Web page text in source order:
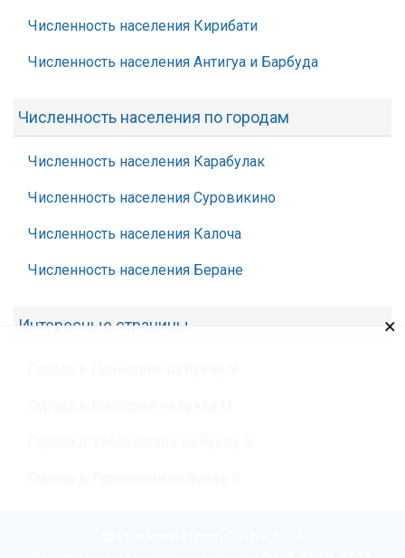
Численность населения Кирибати
Численность населения Антигуа и Барбуда
Численность населения по городам
Численность населения Карабулак
Численность населения Суровикино
Численность населения Калоча
Численность населения Беране
Интересные страницы ×